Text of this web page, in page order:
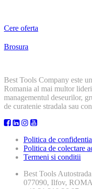
Cere oferta
Brosura
Best Tools Company este
Romania al mai multor
managementul deseurilor,
de curatenie stradala sau
Politica de
Politica de colectare
Termeni si conditii
Best Tools
077090, Ilfov,